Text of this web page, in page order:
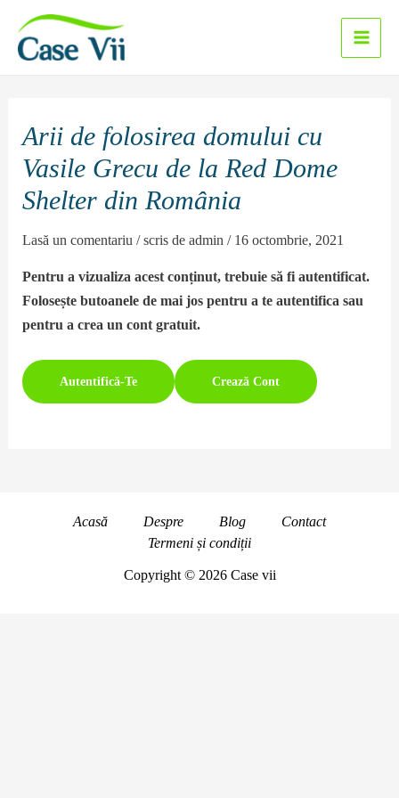
conținut
Main
Arii de folosirea domului cu
Vasile Grecu de la Red Dome
Shelter din România
Lasă un comentariu / scris deadmin/ 16 octombrie, 2021
Pentru a vizualiza acest conținut, trebuie să fi autentificat.
Folosește butoanele de mai jos pentru a te autentifica sau
pentru a crea un cont gratuit.
Autentifică-Te Crează Cont
Acasă Despre Blog
Contact
Termeni și condiții
Copyright © 2026 Case vii